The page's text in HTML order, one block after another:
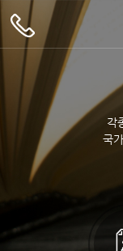
주메뉴 바로가기
컨텐츠 바로가기
평온
소개
평온
각
국